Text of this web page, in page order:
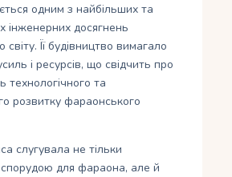
одним з найбільших та
інженерних досягнень
Її будівництво вимагало
і ресурсів, що свідчить про
технологічного та
розвитку фараонського
слугувала не тільки
для фараона, але й